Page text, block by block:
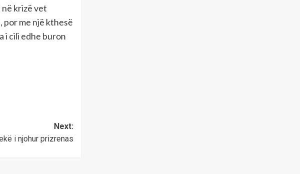
krizë vet
por me një kthesë
i cili edhe buron
Next:
i njohur prizrenas